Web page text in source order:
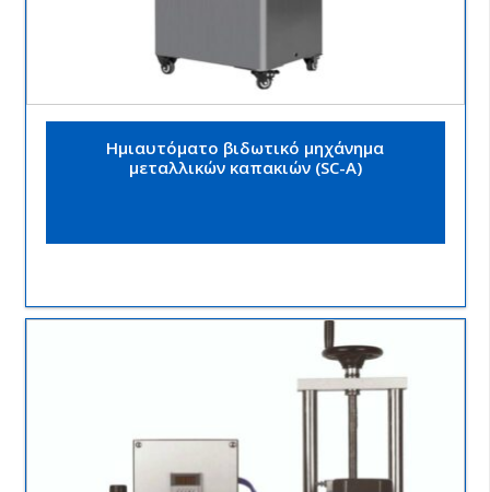
Ημιαυτόματο βιδωτικό μηχάνημα
μεταλλικών καπακιών (SC-Α)